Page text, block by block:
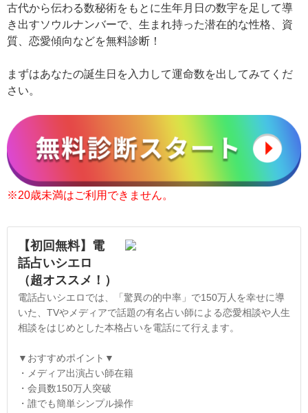
古代から伝わる数秘術をもとに生年月日の数宇を足して導
き出すソウルナンバーで、生まれ持った潜在的な性格、資
質、恋愛傾向などを無料診断！
まずはあなたの誕生日を入力して運命数を出してみてくだ
さい。
※20歳未満はご利用できません。
【初回無料】電
話占いシエロ
（超オススメ！）
電話占いシエロでは、「驚異の的中率」で150万人を幸せに導
いた、TVやメディアで話題の有名占い師による恋愛相談や人生
相談をはじめとした本格占いを電話にて行えます。
▼おすすめポイント▼
・メディア出演占い師在籍
・会員数150万人突破
・誰でも簡単シンプル操作